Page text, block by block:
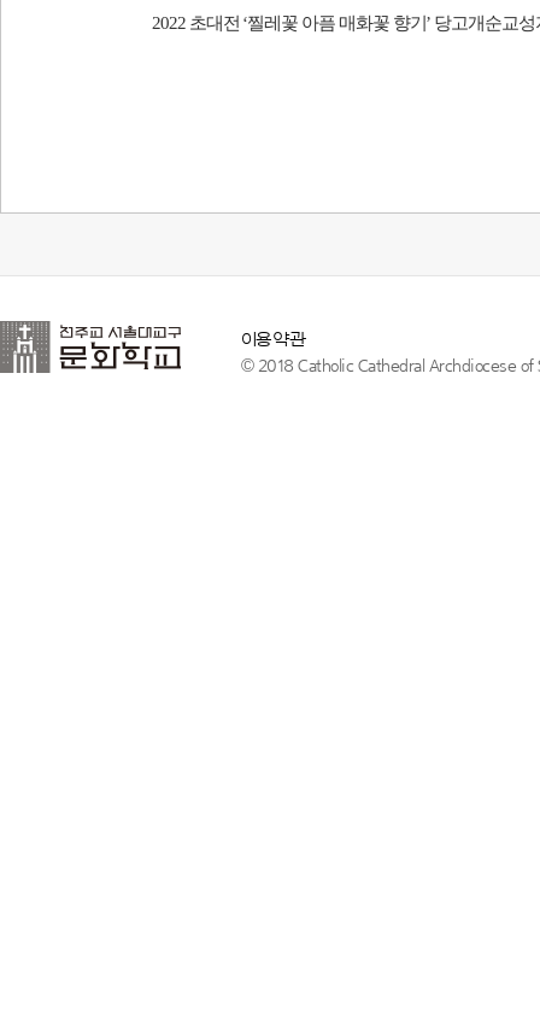
2022 초대전 ‘찔레꽃 아픔 매화꽃 향기 ’ 당고개순교성
이용약관
© 2018 Catholic Cathedral Archdiocese of